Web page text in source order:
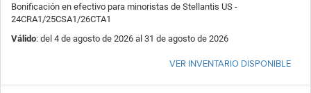
Bonificación en efectivo para minoristas de Stellantis US -
24CRA1/25CSA1/26CTA1
Válido: del 4 de agosto de 2026 al 31 de agosto de 2026
VER INVENTARIO DISPONIBLE